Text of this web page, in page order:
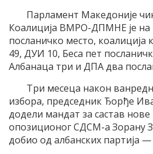
Парламент Македоније
Коалиција ВМРО-ДПМНЕ је на
посланичко место,
49, ДУИ 10, Беса пет
Албанаца три и ДПА два
Три месеца након
избора, председник Ђорђе
додели мандат за састав
опозиционог СДСМ-а Зорану
добио од албанских партија